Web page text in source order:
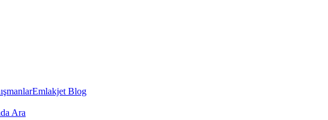
Emlakjet Blog
Ara